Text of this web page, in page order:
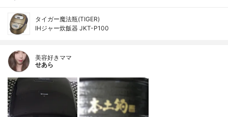
タイガー魔法瓶(TIGER)
IHジャー炊飯器 JKT-P100
美容好きママ
せあら